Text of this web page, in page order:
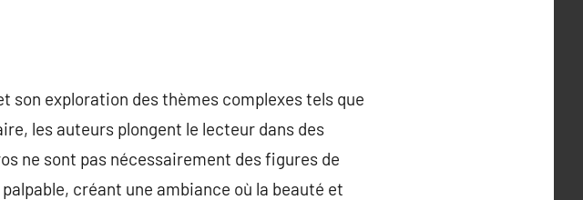
son exploration des thèmes complexes tels que
les auteurs plongent le lecteur dans des
ne sont pas nécessairement des figures de
créant une ambiance où la beauté et